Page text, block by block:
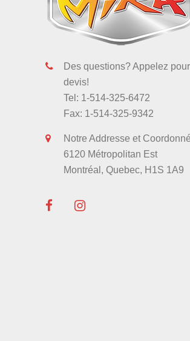
Des questions? Appelez
devis!
Tel: 1-514-325-6472
Fax: 1-514-325-9342
Notre Addresse et
6120 Métropolitan Est
Montréal, Quebec, H1S 1A9